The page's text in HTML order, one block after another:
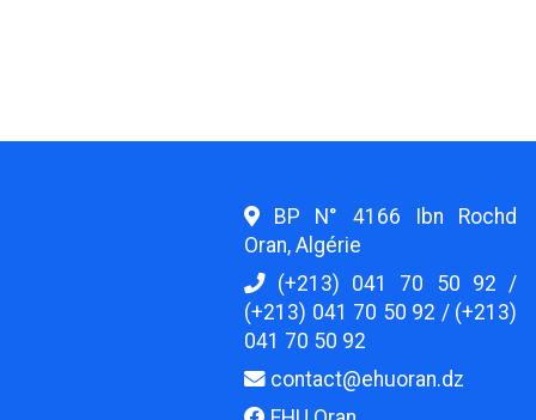
BP N° 4166 Ibn Rochd
Oran, Algérie
(+213) 041 70 50 92 /
(+213) 041 70 50 92 / (+213)
041 70 50 92
contact@ehuoran.dz